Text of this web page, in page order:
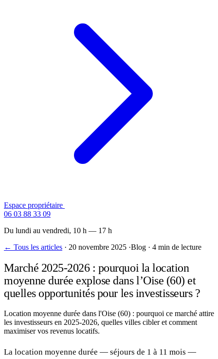
Espace propriétaire
06 03 88 33 09
Du lundi au vendredi, 10 h — 17 h
← Tous les articles · 20 novembre 2025 ·Blog · 4 min de lecture
Marché 2025-2026 : pourquoi la location
moyenne durée explose dans l’Oise (60) et
quelles opportunités pour les investisseurs ?
Location moyenne durée dans l'Oise (60) : pourquoi ce marché attire
les investisseurs en 2025-2026, quelles villes cibler et comment
maximiser vos revenus locatifs.
La location moyenne durée — séjours de 1 à 11 mois —